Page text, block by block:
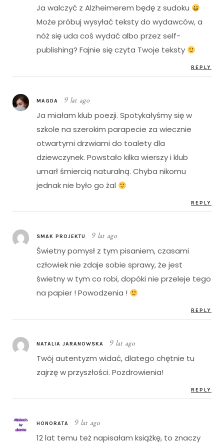
Ja walczyć z Alzheimerem będę z sudoku
Może próbuj wysyłać teksty do wydawców, a
nóż się uda coś wydać albo przez self-
publishing? Fajnie się czyta Twoje teksty
REPLY
MAGDA 9 lat ago
Ja miałam klub poezji. Spotykałyśmy się w
szkole na szerokim parapecie za wiecznie
otwartymi drzwiami do toalety dla
dziewczynek. Powstało kilka wierszy i klub
umarł śmiercią naturalną. Chyba nikomu
jednak nie było go żal
REPLY
SMAK PROJEKTU 9 lat ago
Świetny pomysł z tym pisaniem, czasami
człowiek nie zdaje sobie sprawy, że jest
świetny w tym co robi, dopóki nie przeleje tego
na papier ! Powodzenia !
REPLY
NATALIA JARANOWSKA 9 lat ago
Twój autentyzm widać, dlatego chętnie tu
zajrzę w przyszłości. Pozdrowienia!
REPLY
HONORATA 9 lat ago
12 lat temu też napisałam książkę, to znaczy